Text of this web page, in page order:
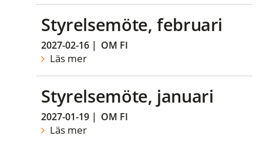
Styrelsemöte, februari
2027-02-16 | OM FI
Läs mer
Styrelsemöte, januari
2027-01-19 | OM FI
Läs mer